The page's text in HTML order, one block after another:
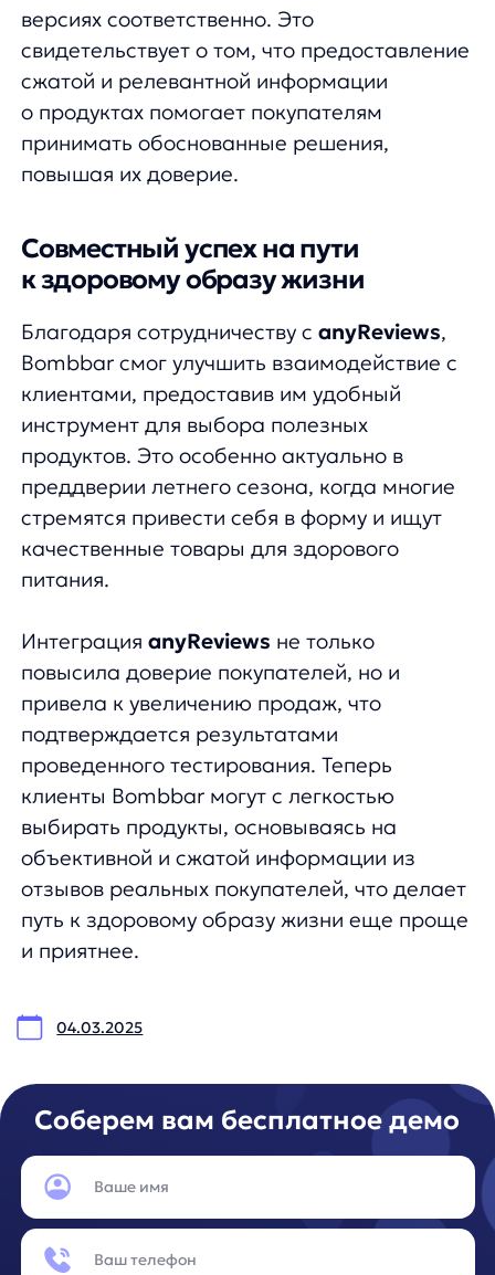
Согласен на получениерассылки с новостями AI от Any
Отправить
Юридический адрес:
Центра Сколково, Большой б-р, д. 42 стр. 1
программного обеспечения
any
Продукты
anyReviews
anyImages
Материалы
по интеграции
Сведения
об IT-деятельности
any-hello@tbank.ru
support@diginetica.com
Вакансии
Документы
Реквизиты
Лицензионный договор-оферта
Политика обработки персональных данных
Согласие на обработку персональных данных
Рекомендательные алгоритмы
Деятельность в области ИТ
Согласие на получение рекламных и информационных
ПО распространяется в виде интернет-сервиса, специальные действия